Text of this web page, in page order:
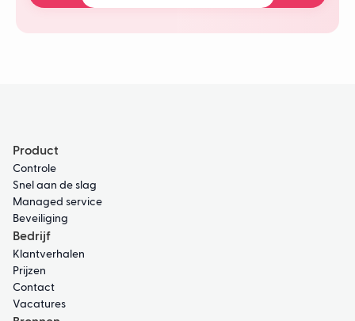
Product
Controle
Snel aan de slag
Managed service
Beveiliging
Bedrijf
Klantverhalen
Prijzen
Contact
Vacatures